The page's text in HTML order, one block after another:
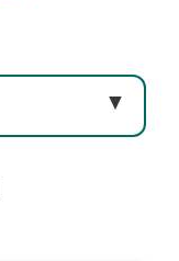
▼